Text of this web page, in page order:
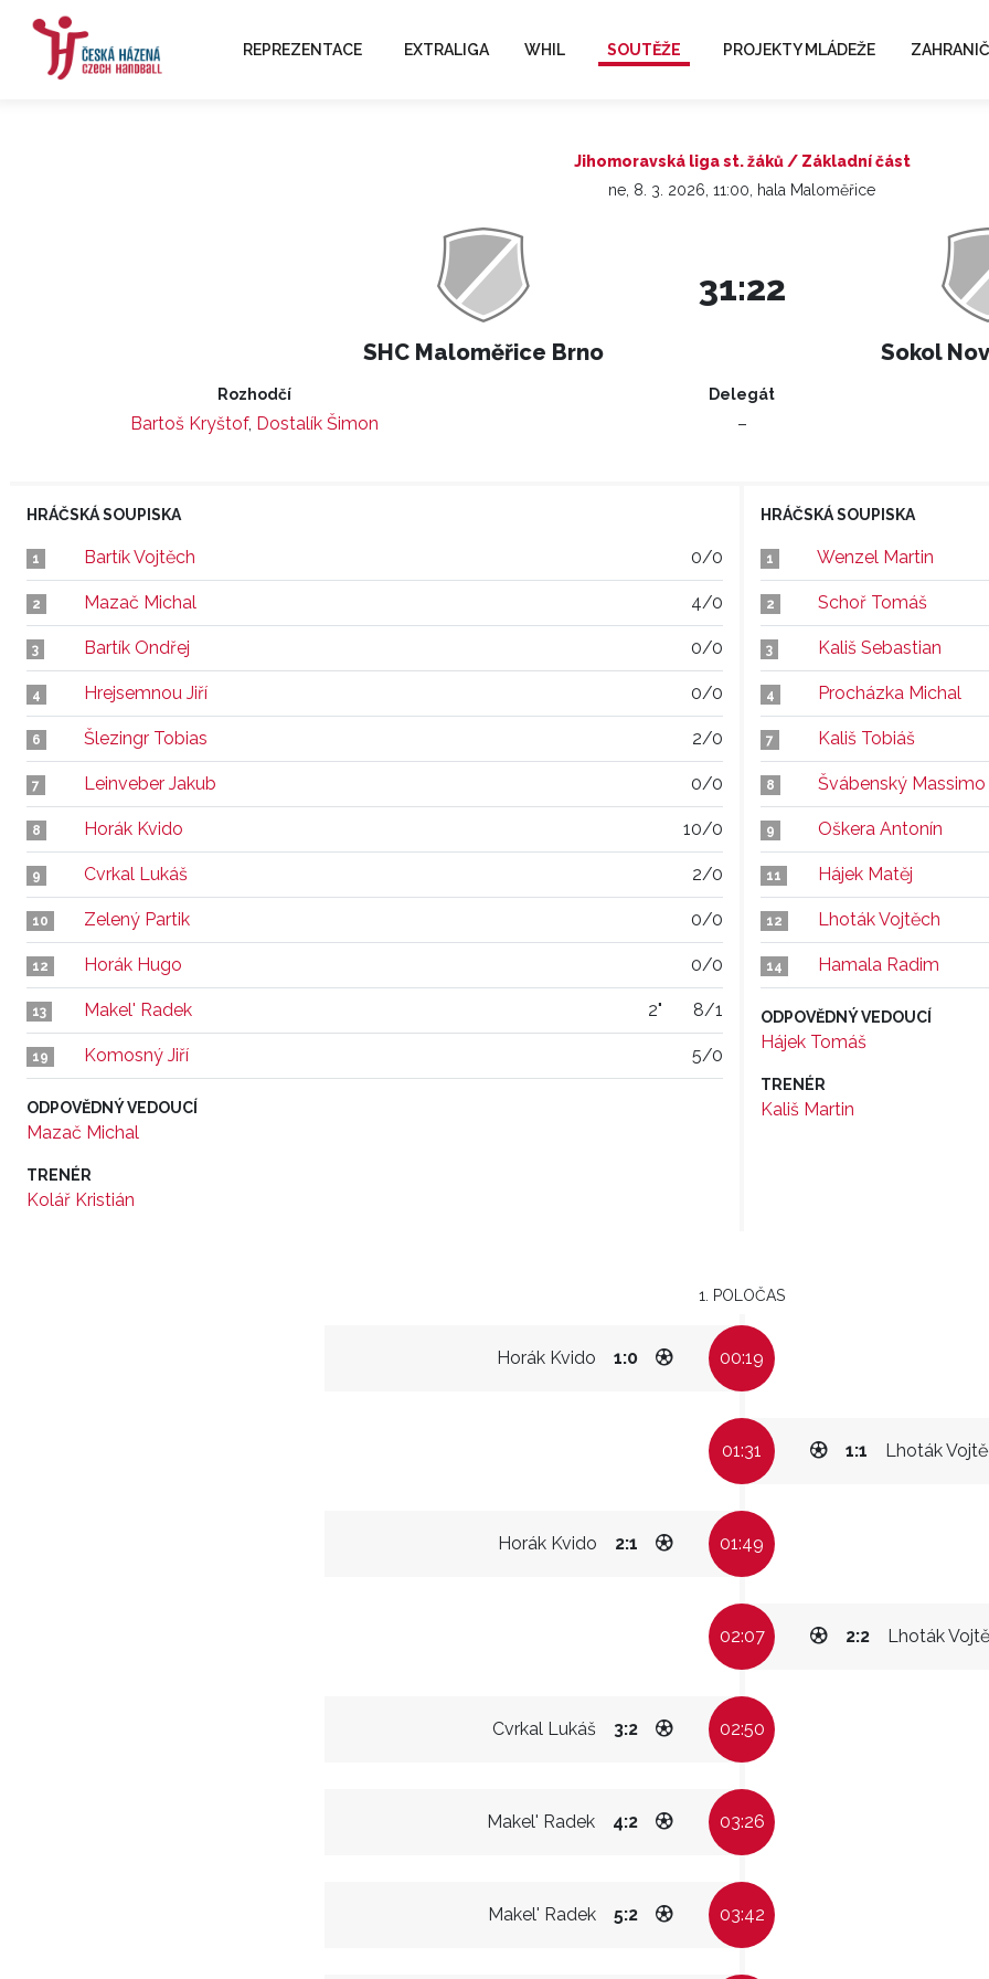
REPREZENTACE EXTRALIGA WHIL SOUTĚŽE PROJEKTY MLÁDEŽE
Jihomoravská liga st. žáků / Základní část
ne, 8. 3. 2026, 11:00, hala Maloměřice
SHC Maloměřice Brno
31:22
Sokol
Rozhodčí
Bartoš Kryštof, Dostalík Šimon
Delegát
–
HRÁČSKÁ SOUPISKA
1 Bartík Vojtěch 0/0
2 Mazač Michal 4/0
3 Bartík Ondřej 0/0
4 Hrejsemnou Jiří 0/0
6 Šlezingr Tobias 2/0
7 Leinveber Jakub 0/0
8 Horák Kvido 10/0
9 Cvrkal Lukáš 2/0
10 Zelený Partik 0/0
12 Horák Hugo 0/0
13 Makel' Radek 2" 8/1
19 Komosný Jiří 5/0
ODPOVĚDNÝ VEDOUCÍ
Mazač Michal
TRENÉR
Kolář Kristián
HRÁČSKÁ SOUPISKA
1 Wenzel Martin
2 Schoř Tomáš
3 Kališ Sebastian
4 Procházka Michal
7 Kališ Tobiáš
8 Švábenský Massimo
9 Oškera Antonín
11 Hájek Matěj
12 Lhoták Vojtěch
14 Hamala Radim
ODPOVĚDNÝ VEDOUCÍ
Hájek Tomáš
TRENÉR
Kališ Martin
1. POLOČAS
Horák Kvido 1:0 00:19
01:31 Lhoták
1:1
Horák Kvido 2:1 01:49
02:07 Lhoták
2:2
Cvrkal Lukáš 3:2 02:50
Makel' Radek 4:2 03:26
Makel' Radek 5:2 03:42